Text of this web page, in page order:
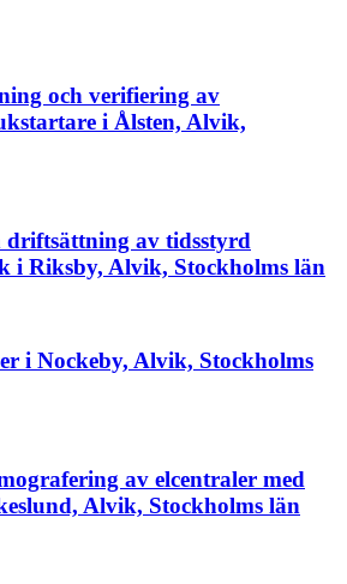
och verifiering av
i Ålsten, Alvik,
av tidsstyrd
i Riksby, Alvik, Stockholms län
i Nockeby, Alvik, Stockholms
av elcentraler med
Alvik, Stockholms län